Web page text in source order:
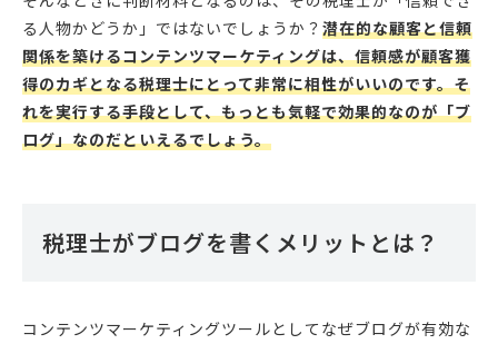
る人物かどうか」ではないでしょうか？ 潜在的な顧客と信頼
関係を築けるコンテンツマーケティングは、信頼感が顧客獲
得のカギとなる税理士にとって非常に相性がいいのです。そ
れを実行する手段として、もっとも気軽で効果的なのが「ブ
ログ」なのだといえるでしょう。
税理士がブログを書くメリットとは？
コンテンツマーケティングツールとしてなぜブログが有効な